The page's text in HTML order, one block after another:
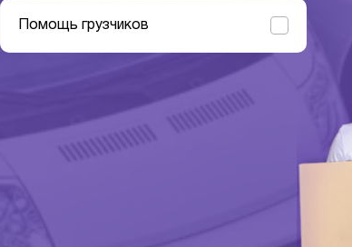
Помощь грузчиков